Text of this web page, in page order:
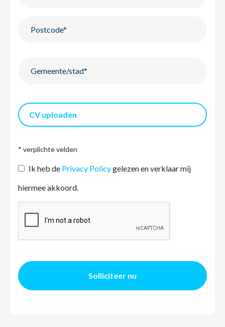
CV uploaden
* verplichte velden
Ik heb de Privacy Policygelezen en verklaar mij
hiermee akkoord.
Solliciteer nu